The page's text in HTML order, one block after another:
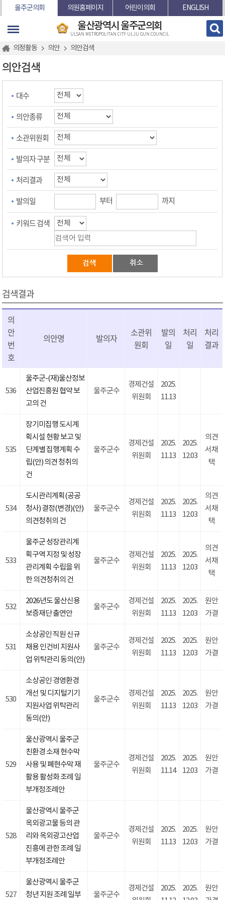
본문바로가기
울주군의회 의원홈페이지 어린이의회 ENGLISH
울산광역시 울주군의회
ULSAN METROPOLITAN CITY ULJU GUN COUNCIL
의정활동 의안 의안검색
의안검색
대수
의안종류
소관위원회
발의자 구분
처리결과
발의일
부터 까지
키워드 검색
검색결과
의
안
번
호
의안명 발의자
소관위
원회
발의
일
처리
일
처리
결과
536
울주군-(재)울산정보
산업진흥원 협약 보
고의 건
울주군수
경제건설
위원회
2025.
11.13
535
장기미집행 도시계
획시설 현황 보고 및
단계별 집행계획 수
립(안) 의견 청취의
건
울주군수
경제건설
위원회
2025.
11.13
2025.
12.03
의견
서채
택
534
도시관리계획(공공
청사) 결정(변경)(안)
의견청취의 건
울주군수
경제건설
위원회
2025.
11.13
2025.
12.03
의견
서채
택
533
울주군 성장관리계
획구역 지정 및 성장
관리계획 수립을 위
한 의견청취의 건
울주군수
경제건설
위원회
2025.
11.13
2025.
12.03
의견
서채
택
532
2026년도 울산신용
보증재단 출연안
울주군수
경제건설
위원회
2025.
11.13
2025.
12.03
원안
가결
531
소상공인 직원 신규
채용 인건비 지원사
업 위탁관리 동의(안)
울주군수
경제건설
위원회
2025.
11.13
2025.
12.03
원안
가결
530
소상공인 경영환경
개선 및 디지털기기
지원사업 위탁관리
동의(안)
울주군수
경제건설
위원회
2025.
11.13
2025.
12.03
원안
가결
529
울산광역시 울주군
친환경 소재 현수막
사용 및 폐현수막 재
활용 활성화 조례 일
부개정조례안
울주군수
경제건설
위원회
2025.
11.14
2025.
12.03
원안
가결
528
울산광역시 울주군
옥외광고물 등의 관
리와 옥외광고산업
진흥에 관한 조례 일
부개정조례안
울주군수
경제건설
위원회
2025.
11.13
2025.
12.03
원안
가결
527
울산광역시 울주군
청년 지원 조례 일부
울주군수
경제건설
2025.
2025.
원안